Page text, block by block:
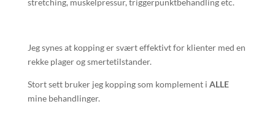
stretching, muskelpressur, triggerpunktbehandling etc.
Jeg synes at kopping er svært effektivt for klienter med en
rekke plager og smertetilstander.
Stort sett bruker jeg kopping som komplement i ALLE
mine behandlinger.